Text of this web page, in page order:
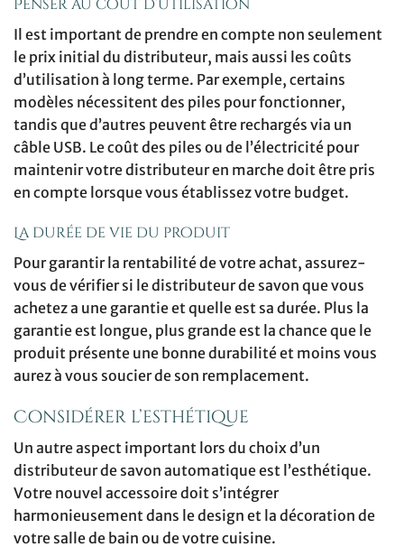
Penser au coût d’utilisation
Il est important de prendre en compte non seulement
le prix initial du distributeur, mais aussi les coûts
d’utilisation à long terme. Par exemple, certains
modèles nécessitent des piles pour fonctionner,
tandis que d’autres peuvent être rechargés via un
câble USB. Le coût des piles ou de l’électricité pour
maintenir votre distributeur en marche doit être pris
en compte lorsque vous établissez votre budget.
La durée de vie du produit
Pour garantir la rentabilité de votre achat, assurez-
vous de vérifier si le distributeur de savon que vous
achetez a une garantie et quelle est sa durée. Plus la
garantie est longue, plus grande est la chance que le
produit présente une bonne durabilité et moins vous
aurez à vous soucier de son remplacement.
Considérer l’esthétique
Un autre aspect important lors du choix d’un
distributeur de savon automatique est l’esthétique.
Votre nouvel accessoire doit s’intégrer
harmonieusement dans le design et la décoration de
votre salle de bain ou de votre cuisine.